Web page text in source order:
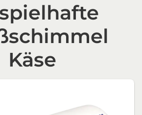
Käse